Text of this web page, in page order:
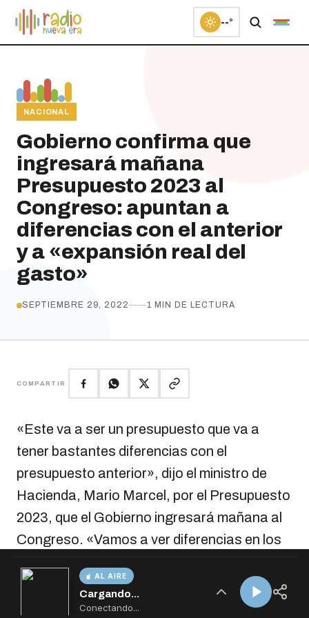
AL AIRE
Cargando...
Conectando...